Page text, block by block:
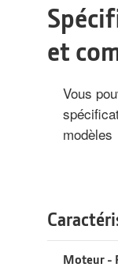
et
Vous
modèles
Moteur -